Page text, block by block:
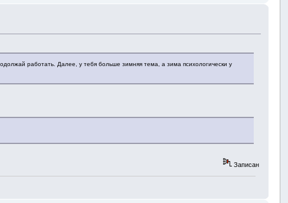
работать. Далее, у тебя больше зимняя тема, а зима психологически у
Записан